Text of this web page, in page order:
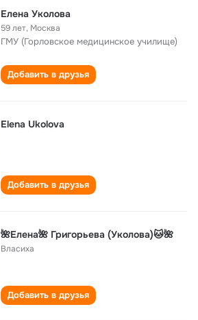
Елена Уколова
59 лет, Москва
ГМУ (Горловское медицинское училище)
Добавить в друзья
Elena Ukolova
Добавить в друзья
🌺Елена🌺 Григорьева (Уколова)🐱🌺
Власиха
Добавить в друзья